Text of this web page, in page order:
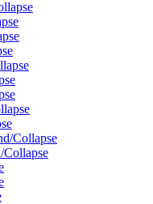
Collapse
Collapse